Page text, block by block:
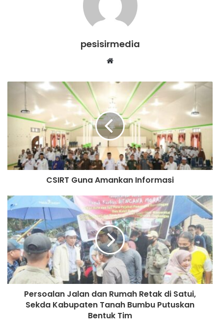
pesisirmedia
Website
CSIRT Guna Amankan Informasi
Persoalan Jalan dan Rumah Retak di Satui,
Sekda Kabupaten Tanah Bumbu Putuskan
Bentuk Tim